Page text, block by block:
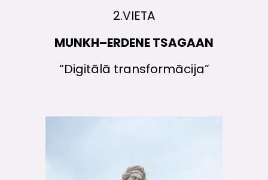
2.VIETA
MUNKH–ERDENE TSAGAAN
“Digitālā transformācija”